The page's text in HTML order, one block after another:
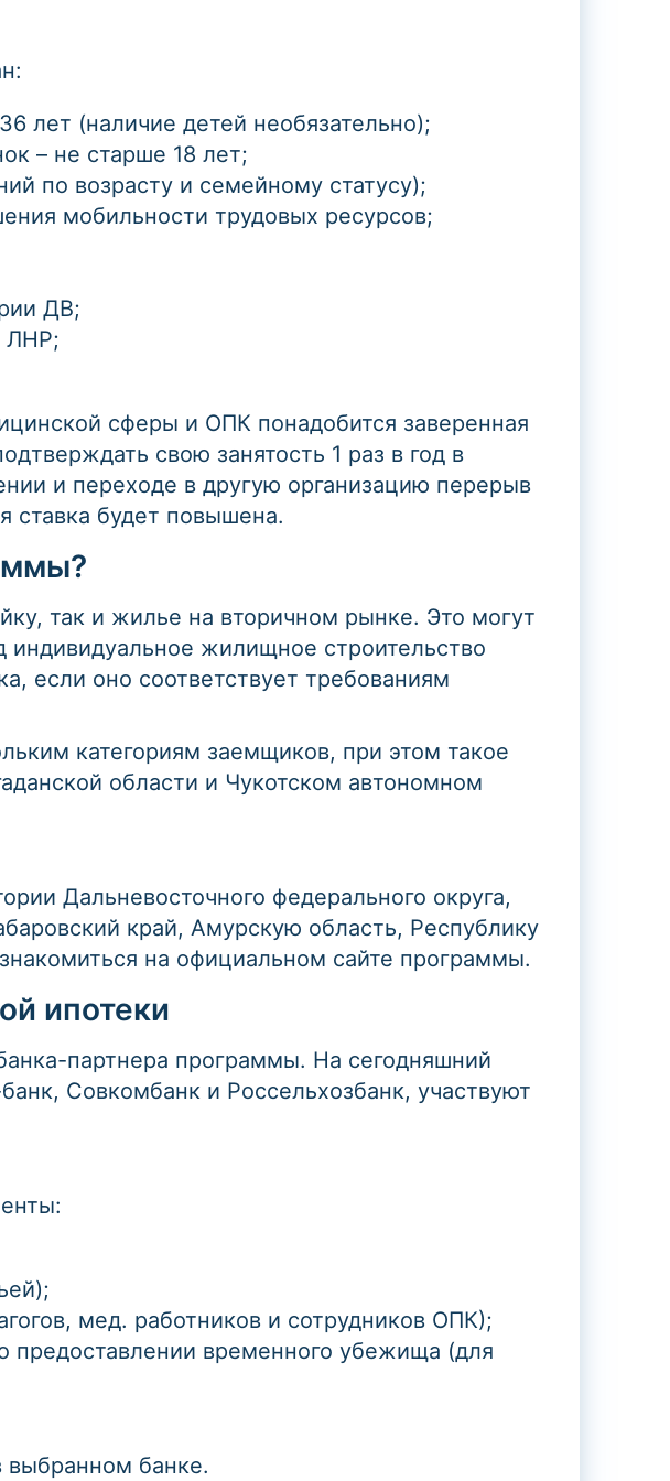
лет (наличие детей необязательно);
– не старше 18 лет;
по возрасту и семейному статусу);
мобильности трудовых ресурсов;
ДВ;
ЛНР;
сферы и ОПК понадобится заверенная
свою занятость 1 раз в год в
и переходе в другую организацию перерыв
ставка будет повышена.
так и жилье на вторичном рынке. Это могут
жилищное строительство
если оно соответствует требованиям
категориям заемщиков, при этом такое
области и Чукотском автономном
Дальневосточного федерального округа,
край, Амурскую область, Республику
на официальном сайте программы.
ипотеки
партнера программы. На сегодняшний
Совкомбанк и Россельхозбанк, участвуют
мед. работников и сотрудников ОПК);
предоставлении временного убежища (для
банке.